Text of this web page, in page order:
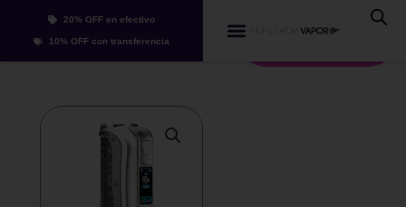
20% OFF en efectivo
10% OFF con transferencia Whatsapp